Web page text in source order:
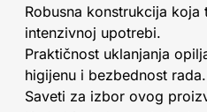
Robusna konstrukcija
intenzivnoj upotrebi.
Praktičnost uklanjanja
higijenu i bezbednost rada.
Saveti za izbor ovog